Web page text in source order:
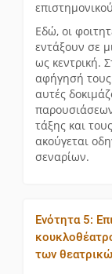
Εδώ, οι
εντάξουν σε
ως κεντρική.
αφήγησή τους
αυτές
τάξης και
ακούγεται
σεναρίων.
Ενότητα 5:
των